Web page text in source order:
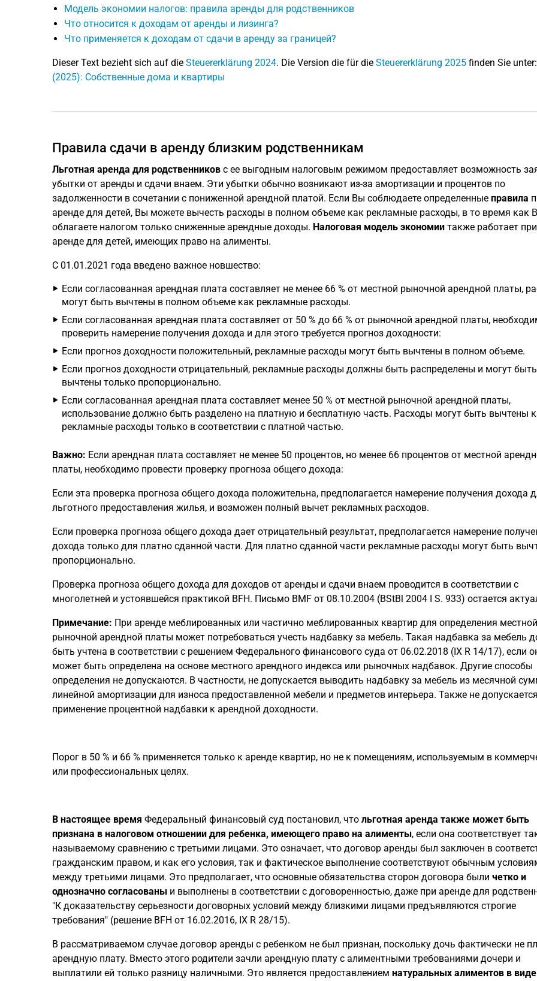
Модель экономии налогов: правила аренды для родственников
Что относится к доходам от аренды и лизинга?
Что применяется к доходам от сдачи в аренду за границей?
Dieser Text bezieht sich auf die Steuererklärung 2024. Die Version die für die Steuererklärung 2025 finden Sie unter:
(2025): Собственные дома и квартиры
Правила сдачи в аренду близким родственникам
Льготная аренда для родственников с ее выгодным налоговым режимом предоставляет возможность
убытки от аренды и сдачи внаем. Эти убытки обычно возникают из-за амортизации и процентов по
задолженности в сочетании с пониженной арендной платой. Если Вы соблюдаете определенные правила
аренде для детей, Вы можете вычесть расходы в полном объеме как рекламные расходы, в то время как
облагаете налогом только сниженные арендные доходы. Налоговая модель экономии также работает при
аренде для детей, имеющих право на алименты.
С 01.01.2021 года введено важное новшество:
Если согласованная арендная плата составляет не менее 66 % от местной рыночной арендной платы,
могут быть вычтены в полном объеме как рекламные расходы.
Если согласованная арендная плата составляет от 50 % до 66 % от рыночной арендной платы,
проверить намерение получения дохода и для этого требуется прогноз доходности:
Если прогноз доходности положительный, рекламные расходы могут быть вычтены в полном объеме.
Если прогноз доходности отрицательный, рекламные расходы должны быть распределены и могут быть
вычтены только пропорционально.
Если согласованная арендная плата составляет менее 50 % от местной рыночной арендной платы,
использование должно быть разделено на платную и бесплатную часть. Расходы могут быть вычтены
рекламные расходы только в соответствии с платной частью.
Важно: Если арендная плата составляет не менее 50 процентов, но менее 66 процентов от местной
платы, необходимо провести проверку прогноза общего дохода:
Если эта проверка прогноза общего дохода положительна, предполагается намерение получения дохода
льготного предоставления жилья, и возможен полный вычет рекламных расходов.
Если проверка прогноза общего дохода дает отрицательный результат, предполагается намерение
дохода только для платно сданной части. Для платно сданной части рекламные расходы могут быть
пропорционально.
Проверка прогноза общего дохода для доходов от аренды и сдачи внаем проводится в соответствии с
многолетней и устоявшейся практикой BFH. Письмо BMF от 08.10.2004 (BStBl 2004 I S. 933) остается
Примечание: При аренде меблированных или частично меблированных квартир для определения местной
рыночной арендной платы может потребоваться учесть надбавку за мебель. Такая надбавка за мебель
быть учтена в соответствии с решением Федерального финансового суда от 06.02.2018 (IX R 14/17), если
может быть определена на основе местного арендного индекса или рыночных надбавок. Другие способы
определения не допускаются. В частности, не допускается выводить надбавку за мебель из месячной
линейной амортизации для износа предоставленной мебели и предметов интерьера. Также не допускается
применение процентной надбавки к арендной доходности.
Порог в 50 % и 66 % применяется только к аренде квартир, но не к помещениям, используемым в
или профессиональных целях.
В настоящее время Федеральный финансовый суд постановил, что льготная аренда также может быть
признана в налоговом отношении для ребенка, имеющего право на алименты, если она соответствует
называемому сравнению с третьими лицами. Это означает, что договор аренды был заключен в
гражданским правом, и как его условия, так и фактическое выполнение соответствуют обычным
между третьими лицами. Это предполагает, что основные обязательства сторон договора были четко и
однозначно согласованы и выполнены в соответствии с договоренностью, даже при аренде для
"К доказательству серьезности договорных условий между близкими лицами предъявляются строгие
требования" (решение BFH от 16.02.2016, IX R 28/15).
В рассматриваемом случае договор аренды с ребенком не был признан, поскольку дочь фактически не
арендную плату. Вместо этого родители зачли арендную плату с алиментными требованиями дочери и
выплатили ей только разницу наличными. Это является предоставлением натуральных алиментов в виде